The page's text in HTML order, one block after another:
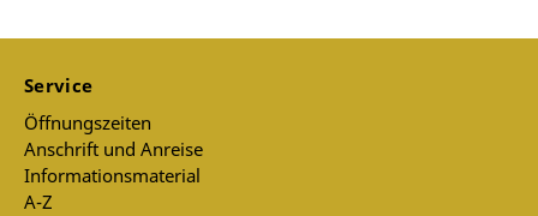
Service
Öffnungszeiten
Anschrift und Anreise
Informationsmaterial
A-Z